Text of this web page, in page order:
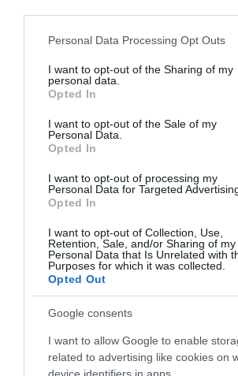
Please note that this website/app uses
not limited to your visit or usage behaviour.
grant or deny consent to Google and its
use your data for below specified
consent section.
Personal Data Processing Opt Outs
I want to opt-out of the Sharing of my
personal data.
Opted In
I want to opt-out of the Sale of my
Personal Data.
Opted In
I want to opt-out of processing my
Personal Data for Targeted
Opted In
I want to opt-out of Collection, Use,
Retention, Sale, and/or Sharing of my
Personal Data that Is Unrelated with
Purposes for which it was collected.
Opted Out
Google consents
I want to allow Google to enable
related to advertising like cookies on
FOCUS ON
09.08.2026 | 14:02
Αυστραλία: Παραλίγο
δύο αεροσκαφών στο
τραυματίας (βίντεο)
09.08.2026